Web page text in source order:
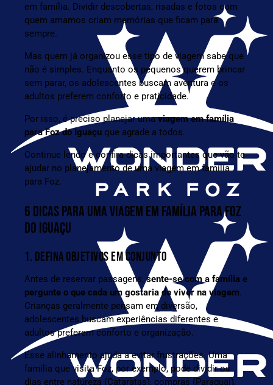
em família. Dividir descobertas, risadas e fotos com
quem amamos criam memórias que ficam para
sempre.
Mas quem já organizou esse tipo de viagem sabe que
não é simples. Enquanto os pequenos querem brincar
sem parar, os adolescentes buscam aventura e os
adultos preferem conforto e praticidade.
Por isso, é preciso planejar umaviagem em família
para Foz do Iguaçu que agrade a todos.
Continue lendo e confira dicas importantes que vão te
ajudar no planejamento de uma viagem em família
para Foz.
6 DICAS PARA UMA VIAGEM EM FAMÍLIA PARA FOZ
DO IGUAÇU
1. DEFINA OBJETIVOS EM CONJUNTO
Antes de reservar passagens,sente-se com a família e
pergunte o que cada um gostaria de viver na viagem.
Crianças geralmente pensam em diversão,
adolescentes buscam experiências diferentes e
adultos preferem conforto e organização.
Esse alinhamento ajuda a evitar frustrações. Uma
família que visita Foz, por exemplo, pode dividir os
dias entre natureza (Cataratas), compras (Paraguai),